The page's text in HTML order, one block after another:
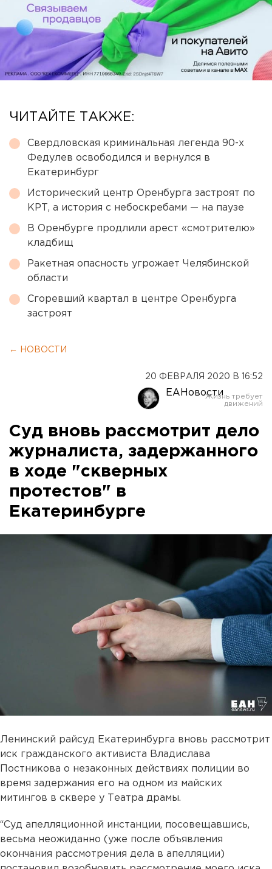
ЧИТАЙТЕ ТАКЖЕ:
Свердловская криминальная легенда 90-х
Федулев освободился и вернулся в
Екатеринбург
Исторический центр Оренбурга застроят по
КРТ, а история с небоскребами — на паузе
В Оренбурге продлили арест «смотрителю»
кладбищ
Ракетная опасность угрожает Челябинской
области
Сгоревший квартал в центре Оренбурга
застроят
← НОВОСТИ
20 ФЕВРАЛЯ 2020 В 16:52
ЕАНовости
Суд вновь рассмотрит дело
журналиста, задержанного
в ходе "скверных
протестов" в
Екатеринбурге
Ленинский райсуд Екатеринбурга вновь рассмотрит
иск гражданского активиста Владислава
Постникова о незаконных действиях полиции во
время задержания его на одном из майских
митингов в сквере у Театра драмы.
“Суд апелляционной инстанции, посовещавшись,
весьма неожиданно (уже после объявления
окончания рассмотрения дела в апелляции)